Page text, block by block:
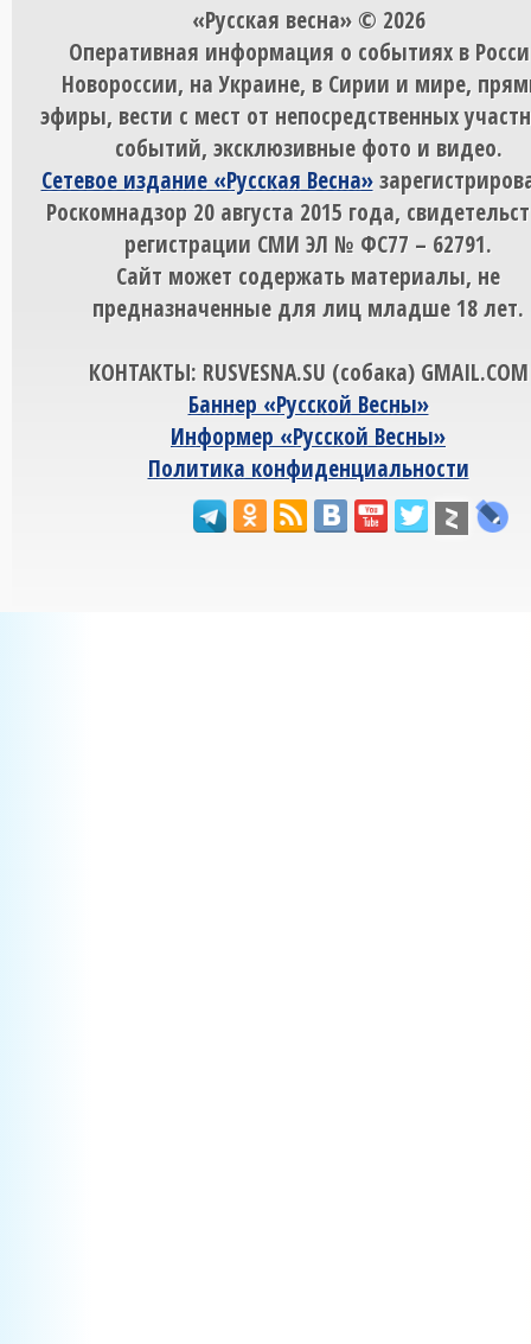
«Русская весна» © 2026
Оперативная информация о событиях в
Новороссии, на Украине, в Сирии и мире,
эфиры, вести с мест от непосредственных
событий, эксклюзивные фото и видео.
Сетевое издание «Русская Весна»
Роскомнадзор 20 августа 2015 года,
регистрации СМИ ЭЛ № ФС77 – 62791.
Сайт может содержать материалы, не
предназначенные для лиц младше 18 лет.
КОНТАКТЫ: RUSVESNA.SU (собака) GMAIL.COM
Баннер «Русской Весны»
Информер «Русской Весны»
Политика конфиденциальности